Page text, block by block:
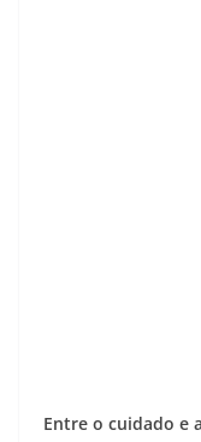
Entre o cuidado e